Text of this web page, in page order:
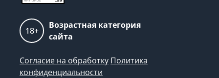
18+
Возрастная категория
сайта
Согласие на обработку Политика
конфиденциальности